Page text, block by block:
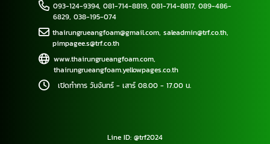
093-124-9394, 081-714-8819, 081-714-8817, 089-486-
6829, 038-195-074
thairungrueangfoam@gmail.com,saleadmin@trf.co.th,
pimpagee.s@trf.co.th
www.thairungrueangfoam.com,
thairungrueangfoam.yellowpages.co.th
เปิดทำการ วันจันทร์ - เสาร์ 08.00 - 17.00 น.
Line ID: @trf2024